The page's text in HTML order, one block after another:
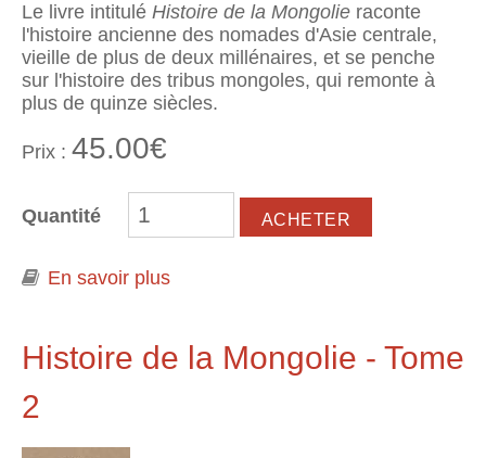
Le livre intitulé Histoire de la Mongolie raconte
l'histoire ancienne des nomades d'Asie centrale,
vieille de plus de deux millénaires, et se penche
sur l'histoire des tribus mongoles, qui remonte à
plus de quinze siècles.
Prix : 45.00€
Quantité
En savoir plus
Histoire de la Mongolie - Tome
2